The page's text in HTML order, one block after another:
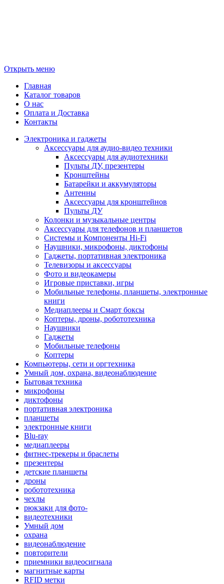
Открыть меню
Главная
Каталог товаров
О нас
Оплата и Доставка
Контакты
Электроника и гаджеты
Аксессуары для аудио-видео техники
Аксессуары для аудиотехники
Пульты ДУ, презентеры
Кронштейны
Батарейки и аккумуляторы
Антенны
Аксессуары для кронштейнов
Пульты ДУ
Колонки и музыкальные центры
Аксессуары для телефонов и планшетов
Системы и Компоненты Hi-Fi
Наушники, микрофоны, диктофоны
Гаджеты, портативная электроника
Телевизоры и аксессуары
Фото и видеокамеры
Игровые приставки, игры
Мобильные телефоны, планшеты, электронные
книги
Медиаплееры и Смарт боксы
Коптеры, дроны, робототехника
Наушники
Гаджеты
Мобильные телефоны
Коптеры
Компьютеры, сети и оргтехника
Умный дом, охрана, видеонаблюдение
Бытовая техника
микрофоны
диктофоны
портативная электроника
планшеты
электронные книги
Blu-ray
медиаплееры
фитнес-трекеры и браслеты
презентеры
детские планшеты
дроны
робототехника
чехлы
рюкзаки для фото-
видеотехники
Умный дом
охрана
видеонаблюдение
повторители
приемники видеосигнала
магнитные карты
RFID метки